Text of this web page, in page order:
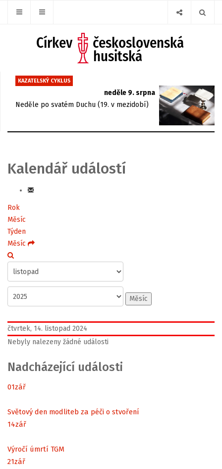
KAZATELSKÝ CYKLUS
neděle 9. srpna
Neděle po svatém Duchu (19. v mezidobí)
Kalendář událostí
Rok
Měsíc
Týden
Měsíc
Měsíc
čtvrtek, 14. listopad 2024
Nebyly nalezeny žádné události
Nadcházející události
01zář
Světový den modliteb za péči o stvoření
14zář
Výročí úmrtí TGM
21zář